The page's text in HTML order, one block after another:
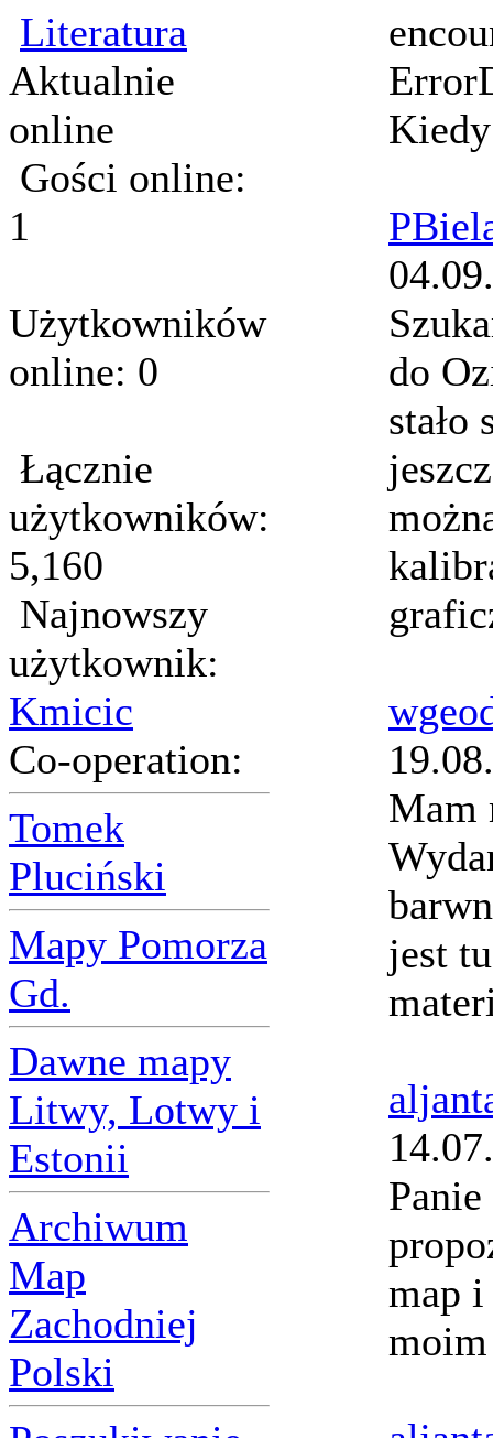
Literatura
Aktualnie
online
Gości online:
1
Użytkowników
online: 0
Łącznie
użytkowników:
5,160
Najnowszy
użytkownik:
Kmicic
Co-operation:
Tomek
Pluciński
Mapy Pomorza
Gd.
Dawne mapy
Litwy, Lotwy i
Estonii
Archiwum
Map
Zachodniej
Polski
do
stało
Mam
jest
map i